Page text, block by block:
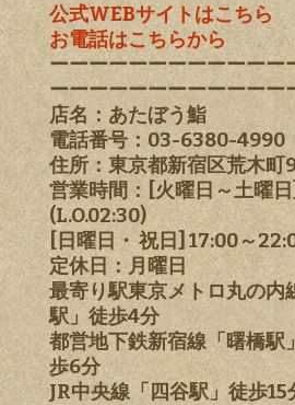
公式WEBサイトはこちら
お電話はこちらから
ーーーーーーーーーーーー
ーーーーーーーーーーーー
店名：あたぼう鮨
電話番号：03-6380-4990
住所：東京都新宿区荒木町
営業時間：[火曜日～土曜
(L.O.02:30)
[日曜日・ 祝日] 17:00～
定休日：月曜日
最寄り駅東京メトロ丸の内
駅」徒歩4分
都営地下鉄新宿線「曙橋
歩6分
JR中央線「四谷駅」徒歩15